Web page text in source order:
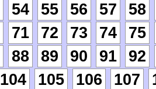
54 55 56 57
58
71 72 73 74
75
88 89 90 91
92
104 105 106 107